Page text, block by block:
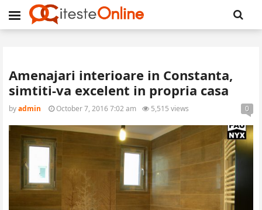
Amenajari interioare in Constanta,
simtiti-va excelent in propria casa
byadmin October 7, 2016 7:02 am 5,515 views 0